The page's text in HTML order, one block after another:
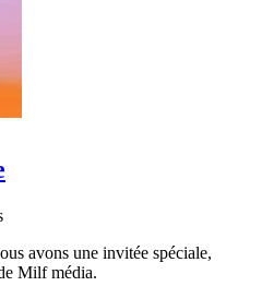
avons une invitée spéciale,
Milf média.